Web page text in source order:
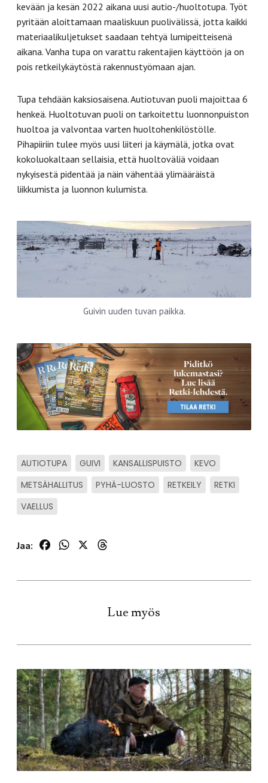
kevään ja kesän 2022 aikana uusi autio-/huoltotupa. Työt
pyritään aloittamaan maaliskuun puolivälissä, jotta kaikki
materiaalikuljetukset saadaan tehtyä lumipeitteisenä
aikana. Vanha tupa on varattu rakentajien käyttöön ja on
pois retkeilykäytöstä rakennustyömaan ajan.
Tupa tehdään kaksiosaisena. Autiotuvan puoli majoittaa 6
henkeä. Huoltotuvan puoli on tarkoitettu luonnonpuiston
huoltoa ja valvontaa varten huoltohenkilöstölle.
Pihapiiriin tulee myös uusi liiteri ja käymälä, jotka ovat
kokoluokaltaan sellaisia, että huoltoväliä voidaan
nykyisestä pidentää ja näin vähentää ylimääräistä
liikkumista ja luonnon kulumista.
Guivin uuden tuvan paikka.
AUTIOTUPA GUIVI KANSALLISPUISTO
KEVO
METSÄHALLITUS
PYHÄ-LUOSTO RETKEILY
RETKI
VAELLUS
Jaa: FacebookWhatsApp
Lue myös